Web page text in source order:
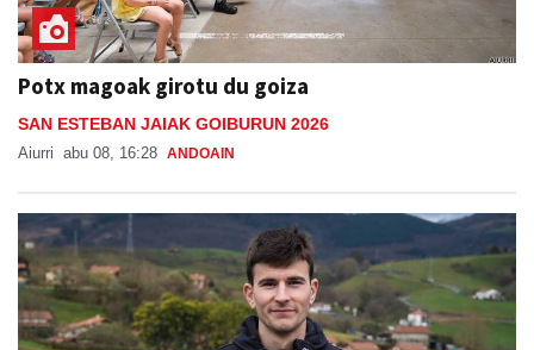
Potx magoak girotu du goiza
SAN ESTEBAN JAIAK GOIBURUN 2026
Aiurri abu 08, 16:28 ANDOAIN